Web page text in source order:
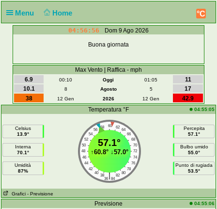
Menu Home °C
04:56:56 Dom 9 Ago 2026
Buona giornata
Max Vento | Raffica - mph
6.9
00:10 Oggi 01:05
11
10.1
8 Agosto 5
17
38
12 Gen 2026 12 Gen
42.9
Temperatura °F
04:55:05
Celsius
13.9°
Interna
70.1°
Umidità
87%
60
58 62
56
64
54
66
52
68
50
70
48
72
46
74
44
76
42
78
40
80
38 82
|
36 84
57.1°
↑60.8°↓57.0°
Percepita
57.1°
Bulbo umido
55.0°
Punto di rugiada
53.5°
Grafici - Previsione
Previsione
04:55:06